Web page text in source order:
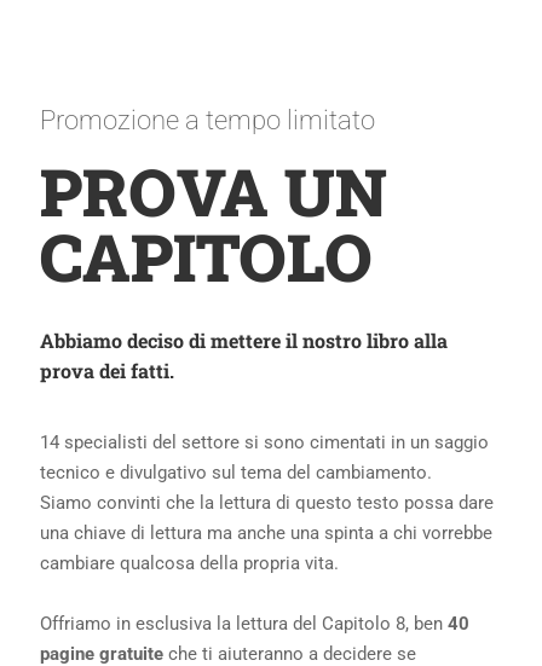
Promozione a tempo limitato
PROVA UN
CAPITOLO
Abbiamo deciso di mettere il nostro libro alla
prova dei fatti.
14 specialisti del settore si sono cimentati in un saggio
tecnico e divulgativo sul tema del cambiamento.
Siamo convinti che la lettura di questo testo possa dare
una chiave di lettura ma anche una spinta a chi vorrebbe
cambiare qualcosa della propria vita.
Offriamo in esclusiva la lettura del Capitolo 8, ben 40
pagine gratuite che ti aiuteranno a decidere se